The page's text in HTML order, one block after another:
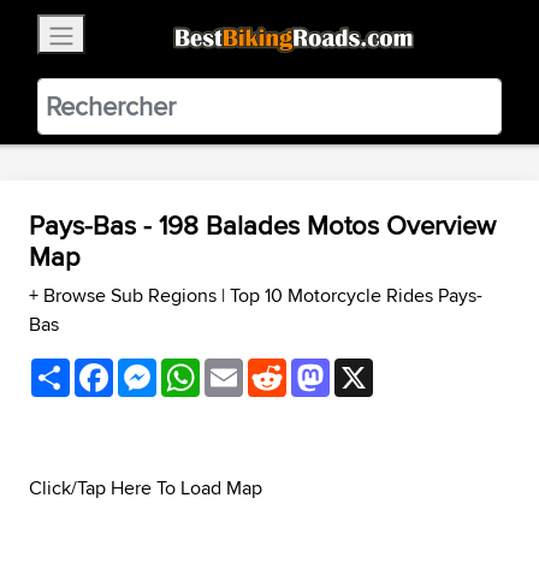
BestBikingRoads
Static Motion3.99 - In Google Play
VIEW
Pays-Bas - 198 Balades Motos Overview
Map
+ Browse Sub Regions |Top 10 Motorcycle Rides Pays-
Bas
ShareFacebookMessenger
WhatsApp
EmailRedditMastodon
Click/Tap Here To Load Map